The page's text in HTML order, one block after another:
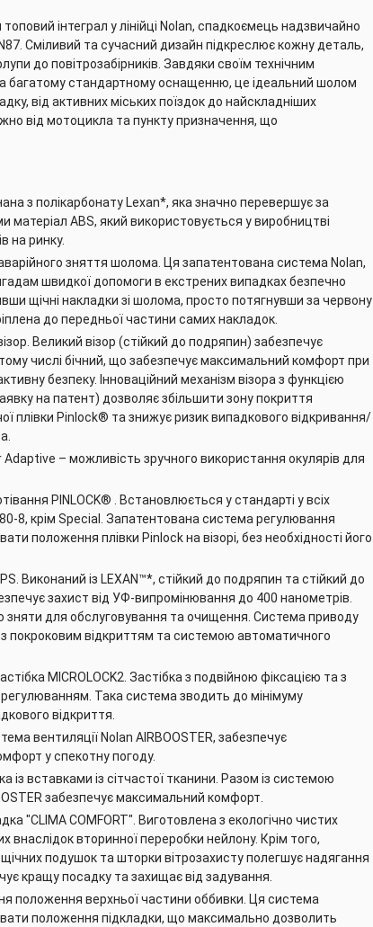
інтеграл у лінійці Nolan, спадкоємець надзвичайно
Сміливий та сучасний дизайн підкреслює кожну деталь,
до повітрозабірників. Завдяки своїм технічним
багатому стандартному оснащенню, це ідеальний шолом
від активних міських поїздок до найскладніших
від мотоцикла та пункту призначення, що
з полікарбонату Lexan*, яка значно перевершує за
матеріал ABS, який використовується у виробництві
на ринку.
зняття шолома. Ця запатентована система Nolan,
швидкої допомоги в екстрених випадках безпечно
щічні накладки зі шолома, просто потягнувши за червону
до передньої частини самих накладок.
Великий візор (стійкий до подряпин) забезпечує
числі бічний, що забезпечує максимальний комфорт при
безпеку. Інноваційний механізм візора з функцією
на патент) дозволяє збільшити зону покриття
плівки Pinlock® та знижує ризик випадкового відкривання/
– можливість зручного використання окулярів для
PINLOCK® . Встановлюється у стандарті у всіх
8, крім Special. Запатентована система регулювання
положення плівки Pinlock на візорі, без необхідності його
Виконаний із LEXAN™*, стійкий до подряпин та стійкий до
захист від УФ-випромінювання до 400 нанометрів.
зняти для обслуговування та очищення. Система приводу
покроковим відкриттям та системою автоматичного
MICROLOCK2. Застібка з подвійною фіксацією та з
Така система зводить до мінімуму
відкриття.
вентиляції Nolan AIRBOOSTER, забезпечує
у спекотну погоду.
із вставками із сітчастої тканини. Разом із системою
забезпечує максимальний комфорт.
"CLIMA COMFORT". Виготовлена ​​з екологічно чистих
внаслідок вторинної переробки нейлону. Крім того,
подушок та шторки вітрозахисту полегшує надягання
кращу посадку та захищає від задування.
положення верхньої частини оббивки. Ця система
положення підкладки, що максимально дозволить